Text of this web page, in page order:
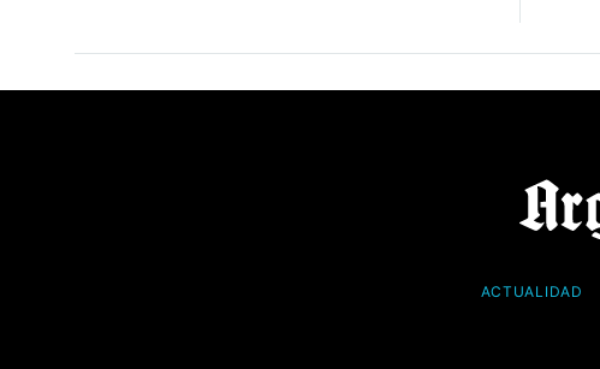
ACTUALIDAD